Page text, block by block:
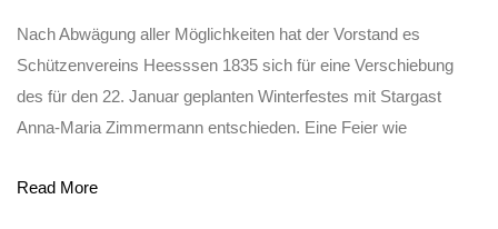
Nach Abwägung aller Möglichkeiten hat der Vorstand es
Schützenvereins Heesssen 1835 sich für eine Verschiebung
des für den 22. Januar geplanten Winterfestes mit Stargast
Anna-Maria Zimmermann entschieden. Eine Feier wie
Read More